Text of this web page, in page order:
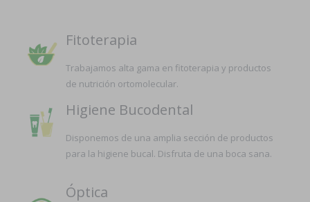
Fitoterapia
Trabajamos alta gama en fitoterapia y productos
de nutrición ortomolecular.
Higiene Bucodental
Disponemos de una amplia sección de productos
para la higiene bucal. Disfruta de una boca sana.
Óptica